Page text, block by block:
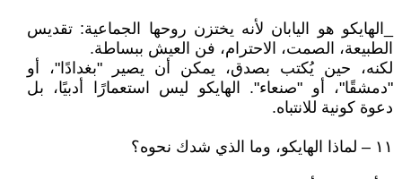
_الهايكو هو اليابان لأنه يختزن روحها الجماعية: تقديس
الطبيعة، الصمت، الاحترام، فن العيش ببساطة.
لكنه، حين يُكتب بصدق، يمكن أن يصير "بغدادًا"، أو
"دمشقًا"، أو "صنعاء". الهايكو ليس استعمارًا أدبيًا، بل
دعوة كونية للانتباه.
١١ – لماذا الهايكو، وما الذي شدك نحوه؟